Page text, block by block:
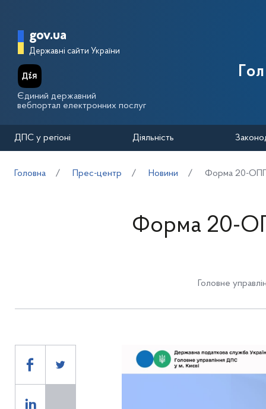
Головна сторінка Державної
gov.ua
Державні сайти України
Єдиний державний
вебпортал електронних послуг
ДПС у регіоні Діяльність
Головна Прес-центр Новини Форма 20-ОПП.
Форма 20-
Головне